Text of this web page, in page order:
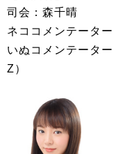
司会：森千晴
ネココメンテーター
いぬコメンテータ
Z）